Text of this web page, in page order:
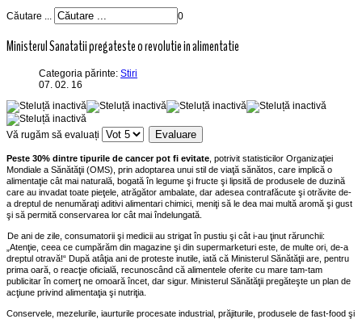
Căutare ... 0
Ministerul Sanatatii pregateste o revolutie in alimentatie
Categoria părinte: Stiri
07. 02. 16
Vă rugăm să evaluați
Peste 30% dintre tipurile de cancer pot fi evitate , potrivit statisticilor Organizaţiei
Mondiale a Sănătăţii (OMS), prin adoptarea unui stil de viaţă sănătos, care implică o
alimentaţie cât mai naturală, bogată în legume şi fructe şi lipsită de produsele de duzină
care au invadat toate pieţele, atrăgător ambalate, dar adesea contrafăcute şi otrăvite de-
a dreptul de nenumăraţi aditivi alimentari chimici, meniţi să le dea mai multă aromă şi gust
şi să permită conservarea lor cât mai îndelungată.
De ani de zile, consumatorii şi medicii au strigat în pustiu şi cât i-au ţinut rărunchii:
„Atenţie, ceea ce cumpărăm din magazine şi din supermarketuri este, de multe ori, de-a
dreptul otravă!“ După atâţia ani de proteste inutile, iată că Ministerul Sănătăţii are, pentru
prima oară, o reacţie oficială, recunoscând că alimentele oferite cu mare tam-tam
publicitar în comerţ ne omoară încet, dar sigur. Ministerul Sănătăţii pregăteşte un plan de
acţiune privind alimentaţia şi nutriţia.
Conservele, mezelurile, iaurturile procesate industrial, prăjiturile, produsele de fast-food şi